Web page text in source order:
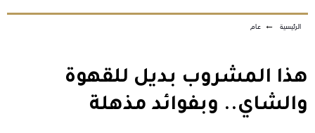
الرئيسية ← عام
هذا المشروب بديل للقهوة
والشاي.. وبفوائد مذهلة